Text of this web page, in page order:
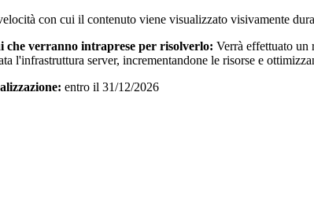
con cui il contenuto viene visualizzato visivamente
che verranno intraprese per risolverlo: Verrà effettuato un
l'infrastruttura server, incrementandone le risorse e
entro il 31/12/2026